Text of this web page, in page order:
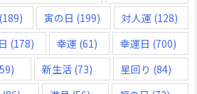
(189) 寅の日 (199) 対人運 (128)
(178) 幸運 (61) 幸運日 (700)
新生活 (73) 星回り (84)